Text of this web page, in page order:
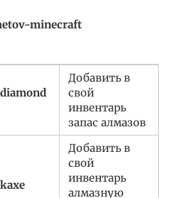
minecraft
Добавить в
свой
инвентарь
запас алмазов
Добавить в
свой
инвентарь
алмазную